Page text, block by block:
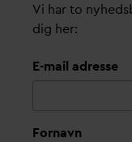
Vi har to
dig her:
E-mail adresse
Fornavn